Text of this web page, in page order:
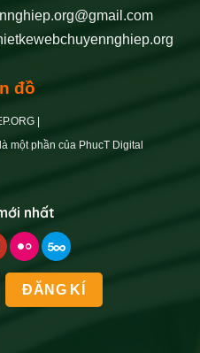
đồ
|
một phần của PhucT Digital
nhất